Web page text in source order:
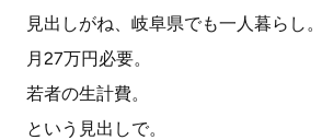
見出しがね、岐阜県でも一人暮らし。
月27万円必要。
若者の生計費。
という見出しで。